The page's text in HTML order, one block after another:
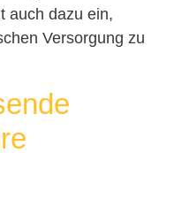
auch dazu ein,
Versorgung zu